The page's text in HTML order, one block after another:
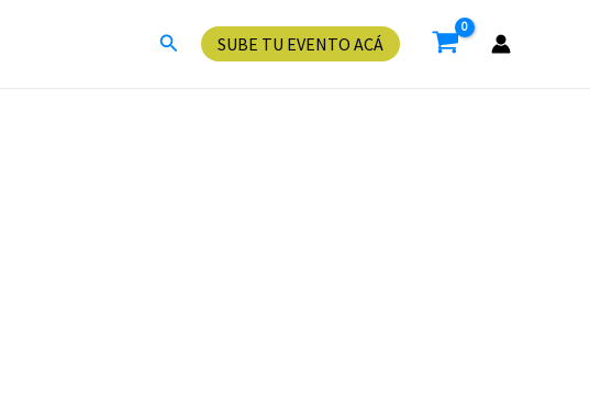
Buscar SUBE TU EVENTO ACÁ